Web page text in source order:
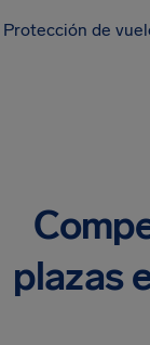
Protección de
plazas